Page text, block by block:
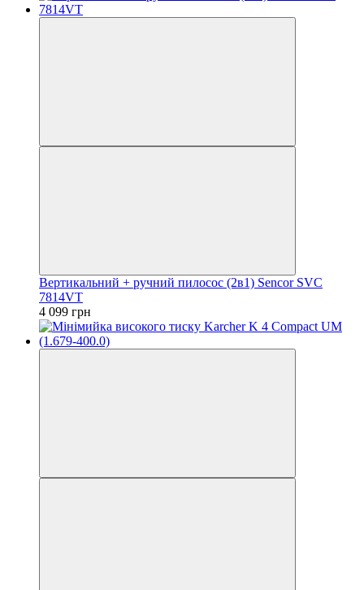
Вертикальний + ручний пилосос (2в1) Sencor SVC
7814VT
4 099 грн